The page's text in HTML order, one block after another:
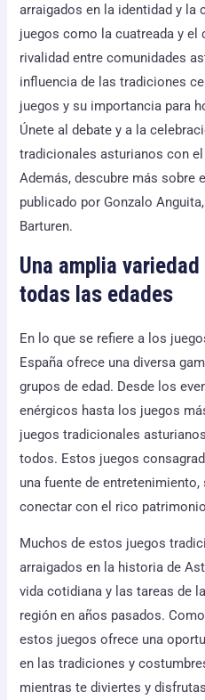
arraigados en la identidad y la
juegos como la cuatreada y el
rivalidad entre comunidades
influencia de las tradiciones
juegos y su importancia para
Únete al debate y a la
tradicionales asturianos con
Además, descubre más sobre
publicado por Gonzalo
Barturen.
Una amplia
todas las edades
En lo que se refiere a los
España ofrece una diversa
grupos de edad. Desde los
enérgicos hasta los juegos
juegos tradicionales
todos. Estos juegos
una fuente de
conectar con el rico
Muchos de estos juegos
arraigados en la historia de
vida cotidiana y las tareas de
región en años pasados.
estos juegos ofrece una
en las tradiciones y
mientras te diviertes y